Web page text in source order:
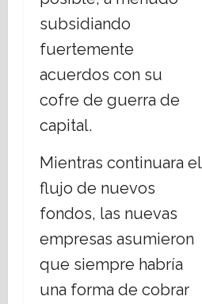
subsidiando
fuertemente
acuerdos con su
cofre de guerra de
capital.
Mientras continuara el
flujo de nuevos
fondos, las nuevas
empresas asumieron
que siempre habría
una forma de cobrar